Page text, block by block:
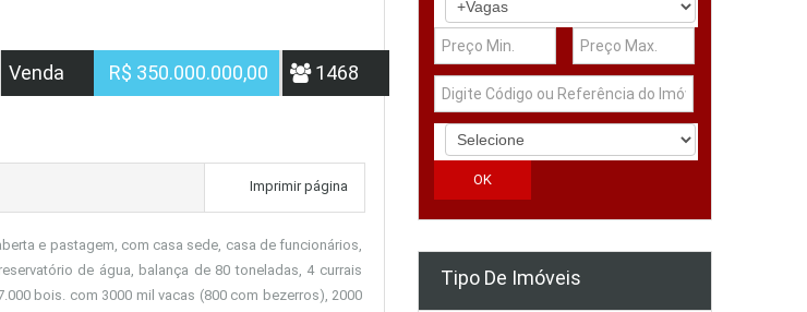
Venda R$ 350.000.000,00 1468
Imprimir página
e pastagem, com casa sede, casa de funcionários,
de água, balança de 80 toneladas, 4 currais
bois. com 3000 mil vacas (800 com bezerros), 2000
Tipo De Imóveis